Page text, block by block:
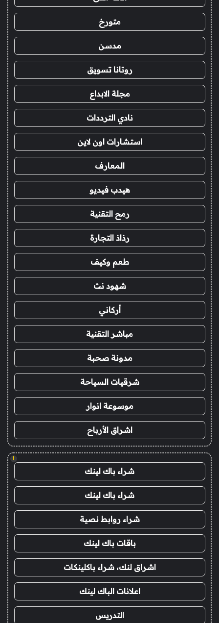
متورخ
مدسن
روتانا تسويق
مجلة الابداع
نادي الترددات
استشارات اون لاين
المعارف
هيدب فيديو
رمح التقنية
رذاذ التجارة
طعم وكيف
شهود نت
أركاني
مباشر التقنية
مدونة صحبة
شرقيات السياحة
موسوعة انوار
اشراق الأرباح
!
شراء باك لينك
شراء باك لينك
شراء روابط نصية
باقات باك لينك
اشراق لنك، شراء باكلينكات
اعلانات الباك لينك
التدريس